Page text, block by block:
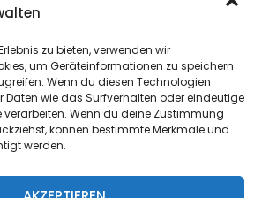
zu bieten, verwenden wir
um Geräteinformationen zu speichern
Wenn du diesen Technologien
Daten wie das Surfverhalten oder eindeutige
verarbeiten. Wenn du deine Zustimmung
können bestimmte Merkmale und
werden.